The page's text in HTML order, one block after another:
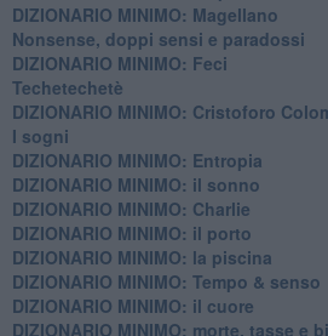
​DIZIONARIO MINIMO: Magellano
Nonsense, doppi sensi e paradossi
DIZIONARIO MINIMO: Feci
Techetechetè
DIZIONARIO MINIMO: Cristoforo
I sogni
DIZIONARIO MINIMO: Entropia
DIZIONARIO MINIMO: il sonno
DIZIONARIO MINIMO: Charlie
DIZIONARIO MINIMO: il porto
DIZIONARIO MINIMO: la piscina
DIZIONARIO MINIMO: Tempo & senso
DIZIONARIO MINIMO: il cuore
DIZIONARIO MINIMO: morte, tasse e